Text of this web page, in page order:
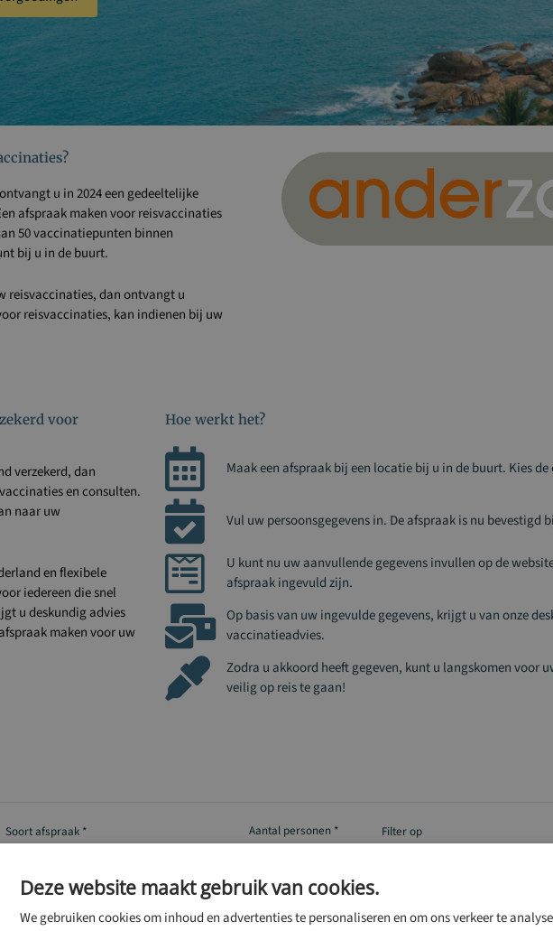
u in 2024 een gedeeltelijke
afspraak maken voor reisvaccinaties
50 vaccinatiepunten binnen
bij u in de buurt.
reisvaccinaties, dan ontvangt u
reisvaccinaties, kan indienen bij uw
voor
verzekerd, dan
en consulten.
naar uw
en flexibele
iedereen die snel
u deskundig advies
maken voor uw
Hoe werkt het?
Maak een afspraak bij een locatie bij u in de buurt. Kies
Vul uw persoonsgegevens in. De afspraak is nu bevestigd
U kunt nu uw aanvullende gegevens invullen op de
afspraak ingevuld zijn.
Op basis van uw ingevulde gegevens, krijgt u van onze
vaccinatieadvies.
Zodra u akkoord heeft gegeven, kunt u langskomen voor
veilig op reis te gaan!
Zoek een vaccinatiepunt in de buurt
Soort afspraak * Aantal personen * Filter op
Deze website maakt gebruik van cookies.
We gebruiken cookies om inhoud en advertenties te personaliseren en om ons verkeer te